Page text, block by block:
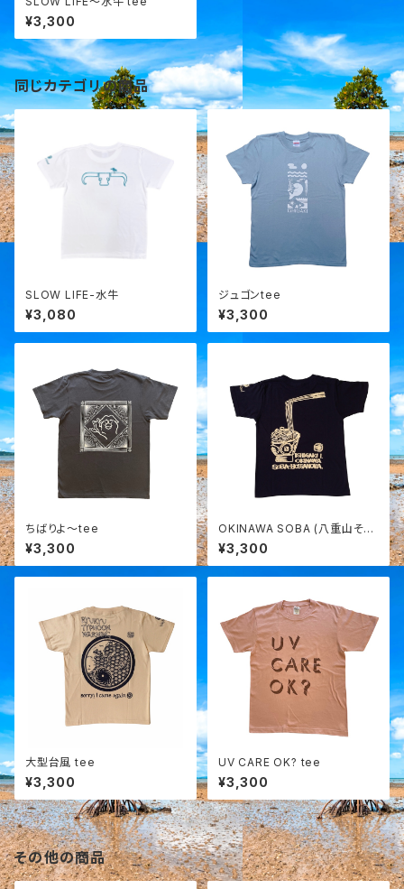
¥3,300
同じカテゴリの商品
SLOW LIFE-水牛
¥3,080
ジュゴンtee
¥3,300
ちばりよ～tee
¥3,300
OKINAWA SOBA (八重山そ
ば) ボサノバ tee
¥3,300
大型台風 tee
¥3,300
UV CARE OK? tee
¥3,300
その他の商品